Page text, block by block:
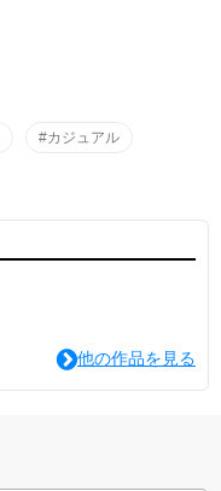
#カジュアル
他の作品を見る